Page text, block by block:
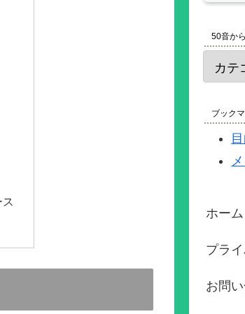
50音か
ブック
ホーム
プラ
お問